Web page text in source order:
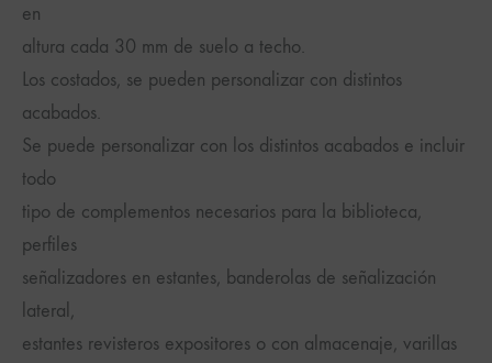
en
altura cada 30 mm de suelo a techo.
Los costados, se pueden personalizar con distintos
acabados.
Se puede personalizar con los distintos acabados e incluir
todo
tipo de complementos necesarios para la biblioteca,
perfiles
señalizadores en estantes, banderolas de señalización
lateral,
estantes revisteros expositores o con almacenaje, varillas